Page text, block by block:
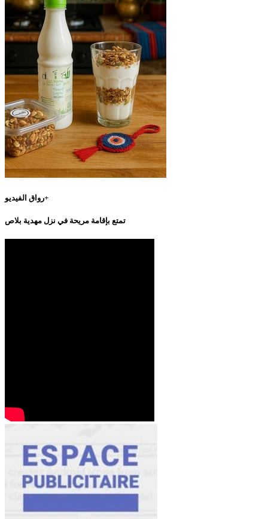
رواق الفيديو+
تمتع بإقامة مريحة في نزل مهدية بلاص